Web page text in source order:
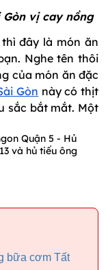
Gòn vị cay nồng
đây là món ăn
Nghe tên thôi
của món ăn đặc
Gòn này có thịt
sắc bắt mắt. Một
Quận 5 - Hủ
và hủ tiếu ông
bữa cơm Tất